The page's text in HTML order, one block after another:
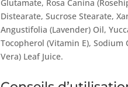
Glutamate, Rosa Canina
Distearate, Sucrose Stearate,
Angustifolia (Lavender) Oil,
Tocopherol (Vitamin E), Sodium
Vera) Leaf Juice.